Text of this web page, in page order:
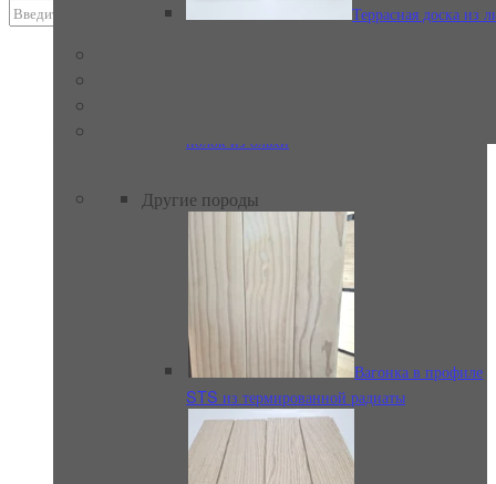
полок из ольхи
Другие породы
Вагонка в профиле
STS из термированной радиаты
Террасная доска из